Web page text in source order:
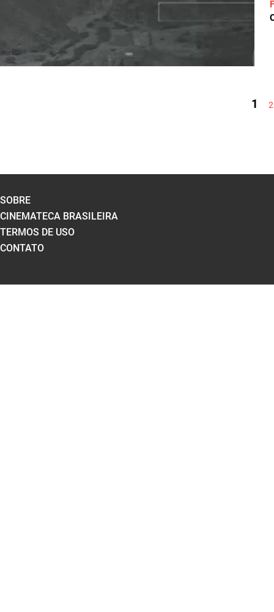
1 2
SOBRE
CINEMATECA BRASILEIRA
TERMOS DE USO
CONTATO